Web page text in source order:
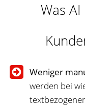
Was
Weniger
werden bei